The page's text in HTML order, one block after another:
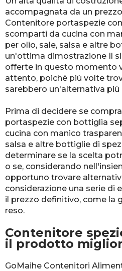
accompagnata da un
Contenitore portaspezie
scomparti da cucina con
per olio, sale, salsa e altre
un'ottima dimostrazione Il
offerte in questo momento
attento, poiché più volte
sarebbero un'alternativa più
Prima di decidere se
portaspezie con bottiglia
cucina con manico
salsa e altre bottiglie di
determinare se la scelta
o se, considerando
opportuno trovare
considerazione una serie di
il prezzo definitivo, come la
reso.
Contenitore
il prodotto
GoMaihe Contenitori